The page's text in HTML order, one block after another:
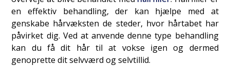
en effektiv behandling, der kan hjælpe med at
genskabe hårvæksten de steder, hvor hårtabet har
påvirket dig. Ved at anvende denne type behandling
kan du få dit hår til at vokse igen og dermed
genoprette dit selvværd og selvtillid.